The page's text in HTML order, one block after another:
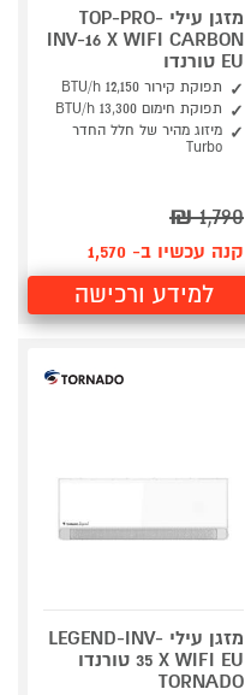
מזגן עילי TOP-PRO-
INV-16 X WIFI CARBON
EU טורנדו
תפוקת קירור 12,150 BTU/h
תפוקת חימום 13,300 BTU/h
מיזוג מהיר של חלל החדר
Turbo
1,790
₪
קנה עכשיו ב- 1,570
למידע ורכישה
מזגן עילי LEGEND-INV-
35 X WIFI EU טורנדו
TORNADO